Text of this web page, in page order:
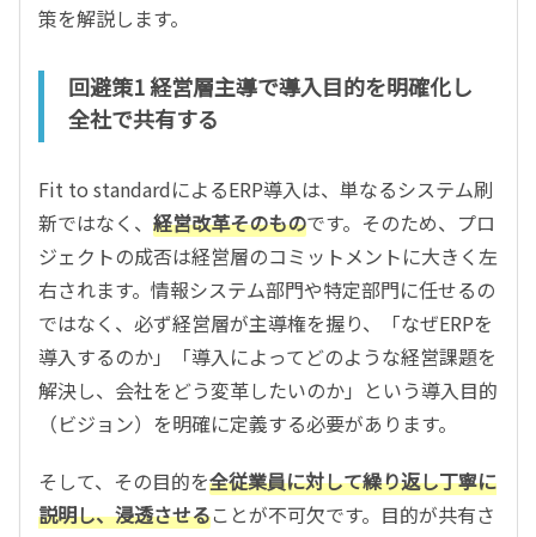
策を解説します。
回避策1 経営層主導で導入目的を明確化し
全社で共有する
Fit to standardによるERP導入は、単なるシステム刷
新ではなく、 経営改革そのものです。そのため、プロ
ジェクトの成否は経営層のコミットメントに大きく左
右されます。情報システム部門や特定部門に任せるの
ではなく、必ず経営層が主導権を握り、「なぜERPを
導入するのか」「導入によってどのような経営課題を
解決し、会社をどう変革したいのか」という導入目的
（ビジョン）を明確に定義する必要があります。
そして、その目的を全従業員に対して繰り返し丁寧に
説明し、浸透させることが不可欠です。目的が共有さ